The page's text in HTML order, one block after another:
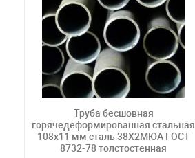
Труба бесшовная
горячедеформированная стальная
108х11 мм сталь 38Х2МЮА ГОСТ
8732-78 толстостенная